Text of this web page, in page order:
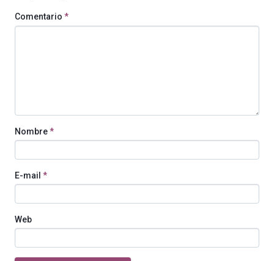
Comentario *
Nombre*
E-mail *
Web